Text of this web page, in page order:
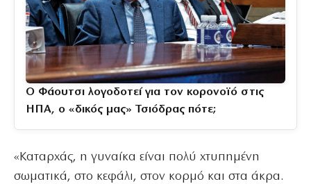
Ο Φάουτσι λογοδοτεί για τον κορονοϊό στις
ΗΠΑ, ο «δικός μας» Τσιόδρας πότε;
«Καταρχάς, η γυναίκα είναι πολύ χτυπημένη
σωματικά, στο κεφάλι, στον κορμό και στα άκρα.